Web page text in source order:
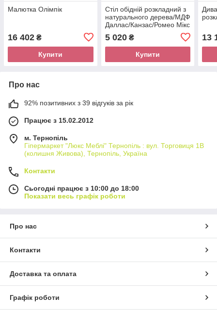
Малютка Олімпік
16 402 ₴
Купити
Стіл обідній розкладний з
натурального дерева/МДФ
Даллас/Канзас/Ромео Мікс
5 020₴
Купити
13
Про нас
92% позитивних з 39 відгуків за рік
Працює з 15.02.2012
м. Тернопіль
Гіпермаркет "Люкс Меблі" Тернопіль : вул. Торговиця 1В
(колишня Живова), Тернопіль, Україна
Контакти
Сьогодні працює з 10:00 до 18:00
Показати весь графік роботи
Про нас
Контакти
Доставка та оплата
Графік роботи